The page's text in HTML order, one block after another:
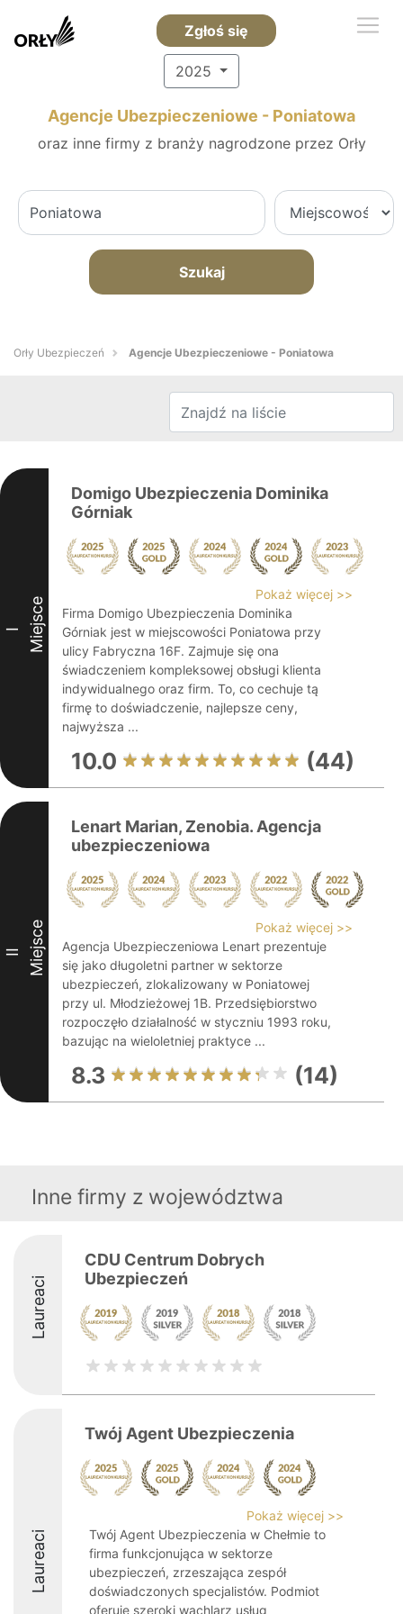
Zgłoś się
2025
Agencje Ubezpieczeniowe - Poniatowa
oraz inne firmy z branży nagrodzone przez Orły
Szukaj
Orły Ubezpieczeń Agencje Ubezpieczeniowe - Poniatowa
I Miejsce
Domigo Ubezpieczenia Dominika
Górniak
Pokaż więcej >>
Firma Domigo Ubezpieczenia Dominika
Górniak jest w miejscowości Poniatowa przy
ulicy Fabryczna 16F. Zajmuje się ona
świadczeniem kompleksowej obsługi klienta
indywidualnego oraz firm. To, co cechuje tą
firmę to doświadczenie, najlepsze ceny,
najwyższa ...
10.0 (44)
II Miejsce
Lenart Marian, Zenobia. Agencja
ubezpieczeniowa
Pokaż więcej >>
Agencja Ubezpieczeniowa Lenart prezentuje
się jako długoletni partner w sektorze
ubezpieczeń, zlokalizowany w Poniatowej
przy ul. Młodzieżowej 1B. Przedsiębiorstwo
rozpoczęło działalność w styczniu 1993 roku,
bazując na wieloletniej praktyce ...
8.3 (14)
Inne firmy z województwa
Laureaci
CDU Centrum Dobrych
Ubezpieczeń
Laureaci
Twój Agent Ubezpieczenia
Pokaż więcej >>
Twój Agent Ubezpieczenia w Chełmie to
firma funkcjonująca w sektorze
ubezpieczeń, zrzeszająca zespół
doświadczonych specjalistów. Podmiot
oferuje szeroki wachlarz usług